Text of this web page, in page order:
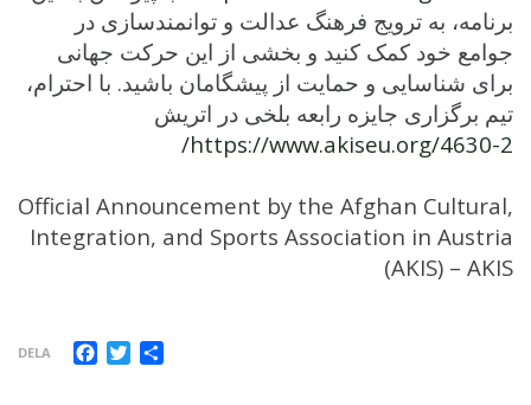
برنامه، به ترویج فرهنگ عدالت و توانمندسازی در
جوامع خود کمک کنید و بخشی از این حرکت جهانی
برای شناسایی و حمایت از پیشگامان باشید. با احترام،
تیم برگزاری جایزه رابعه بلخی در اتریش
https://www.akiseu.org/4630-2/
Official Announcement by the Afghan Cultural,
Integration, and Sports Association in Austria
(AKIS) – AKIS
DELA Facebook
Twitter